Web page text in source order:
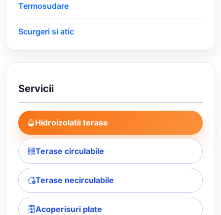
Termosudare
Scurgeri si atic
Servicii
Hidroizolatii terase
Terase circulabile
Terase necirculabile
Acoperisuri plate